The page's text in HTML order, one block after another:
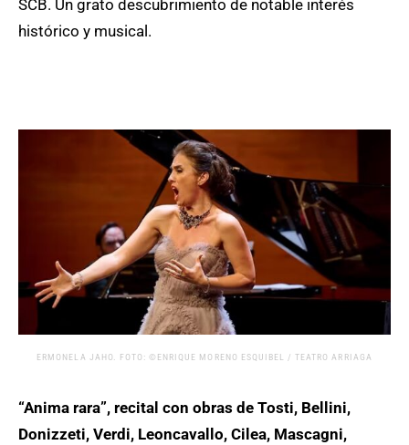
SCB. Un grato descubrimiento de notable interés
histórico y musical.
ERMONELA JAHO. FOTO: ©ENRIQUE MORENO ESQUIBEL / TEATRO ARRIAGA
“Anima rara”, recital con obras de Tosti, Bellini,
Donizzeti, Verdi, Leoncavallo, Cilea, Mascagni,